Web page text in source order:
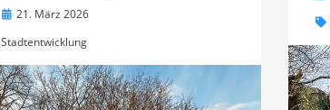
Posted21. März 2026
Stadtentwicklung